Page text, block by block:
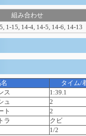
組み合わせ
1-15, 14-4, 14-5, 14-6, 14-13
タイム/
ス 1:39.1
ュ 2
ト 2
ラ クビ
1/2